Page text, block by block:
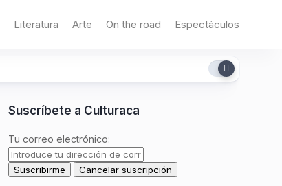
Literatura Arte On the road Espectáculos
Suscríbete a Culturaca
Tu correo electrónico: